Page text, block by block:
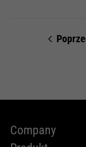
Company